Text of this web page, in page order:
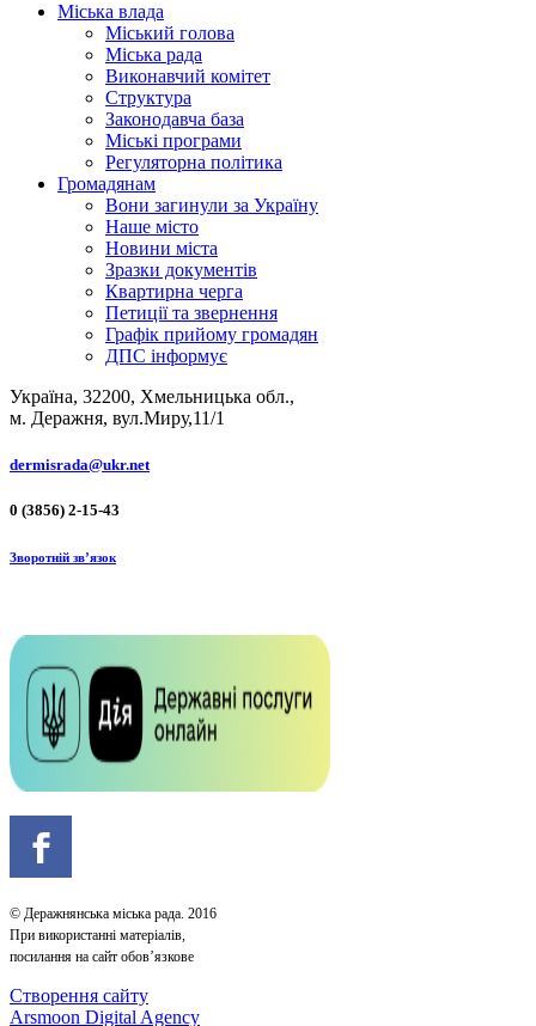
Міська влада
Міський голова
Міська рада
Виконавчий комітет
Структура
Законодавча база
Міські програми
Регуляторна політика
Громадянам
Вони загинули за Україну
Наше місто
Новини міста
Зразки документів
Квартирна черга
Петиції та звернення
Графік прийому громадян
ДПС інформує
Україна, 32200, Хмельницька обл.,
м. Деражня, вул.Миру,11/1
dermisrada@ukr.net
0 (3856) 2-15-43
Зворотній зв’язок
© Деражнянська міська рада. 2016
При використанні матеріалів,
посилання на сайт обов’язкове
Створення сайту
Arsmoon Digital Agency